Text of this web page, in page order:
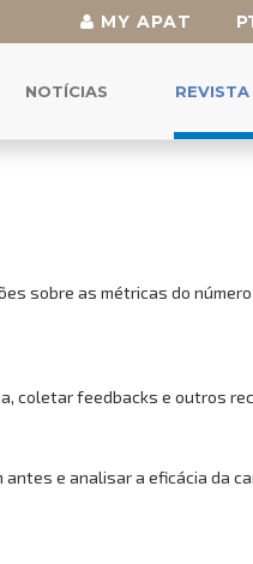
a todas as funcionalidades.
sobre as métricas do
coletar feedbacks e outros
e analisar a eficácia da
MY APAT
NOTÍCIAS